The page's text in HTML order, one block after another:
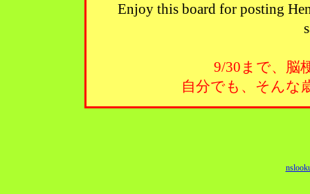
Enjoy this board for posting
9/30まで、脳
自分でも、そんな